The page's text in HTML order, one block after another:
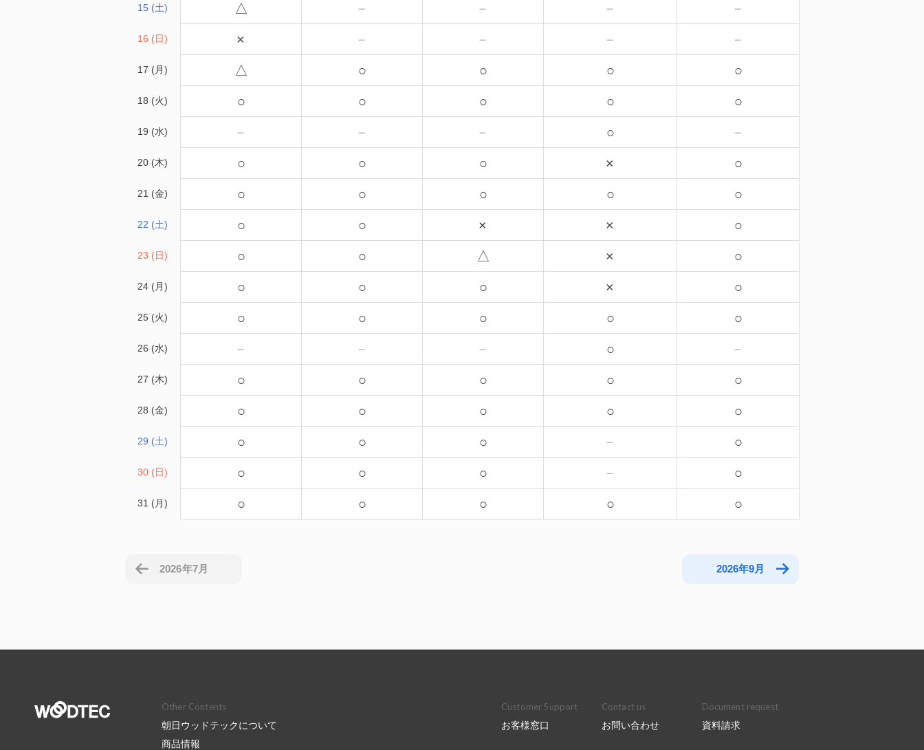
15 (土) △ － － － －
16 (日) × － － － －
17 (月) △ ○ ○ ○ ○
18 (火) ○ ○ ○ ○ ○
19 (水) － － － ○ －
20 (木) ○ ○ ○ × ○
21 (金) ○ ○ ○ ○ ○
22 (土) ○ ○ × × ○
23 (日) ○ ○ △ × ○
24 (月) ○ ○ ○ × ○
25 (火) ○ ○ ○ ○ ○
26 (水) － － － ○ －
27 (木) ○ ○ ○ ○ ○
28 (金) ○ ○ ○ ○ ○
29 (土) ○ ○ ○ － ○
30 (日) ○ ○ ○ － ○
31 (月) ○ ○ ○ ○ ○
2026年7月 2026年9月
Other Contents
朝日ウッドテックについて
商品情報
Customer Support
お客様窓口
Contact us
お問い合わせ
Document request
資料請求